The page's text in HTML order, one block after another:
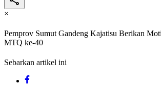
×
Pemprov Sumut Gandeng Kajatisu Berikan
MTQ ke-40
Sebarkan artikel ini